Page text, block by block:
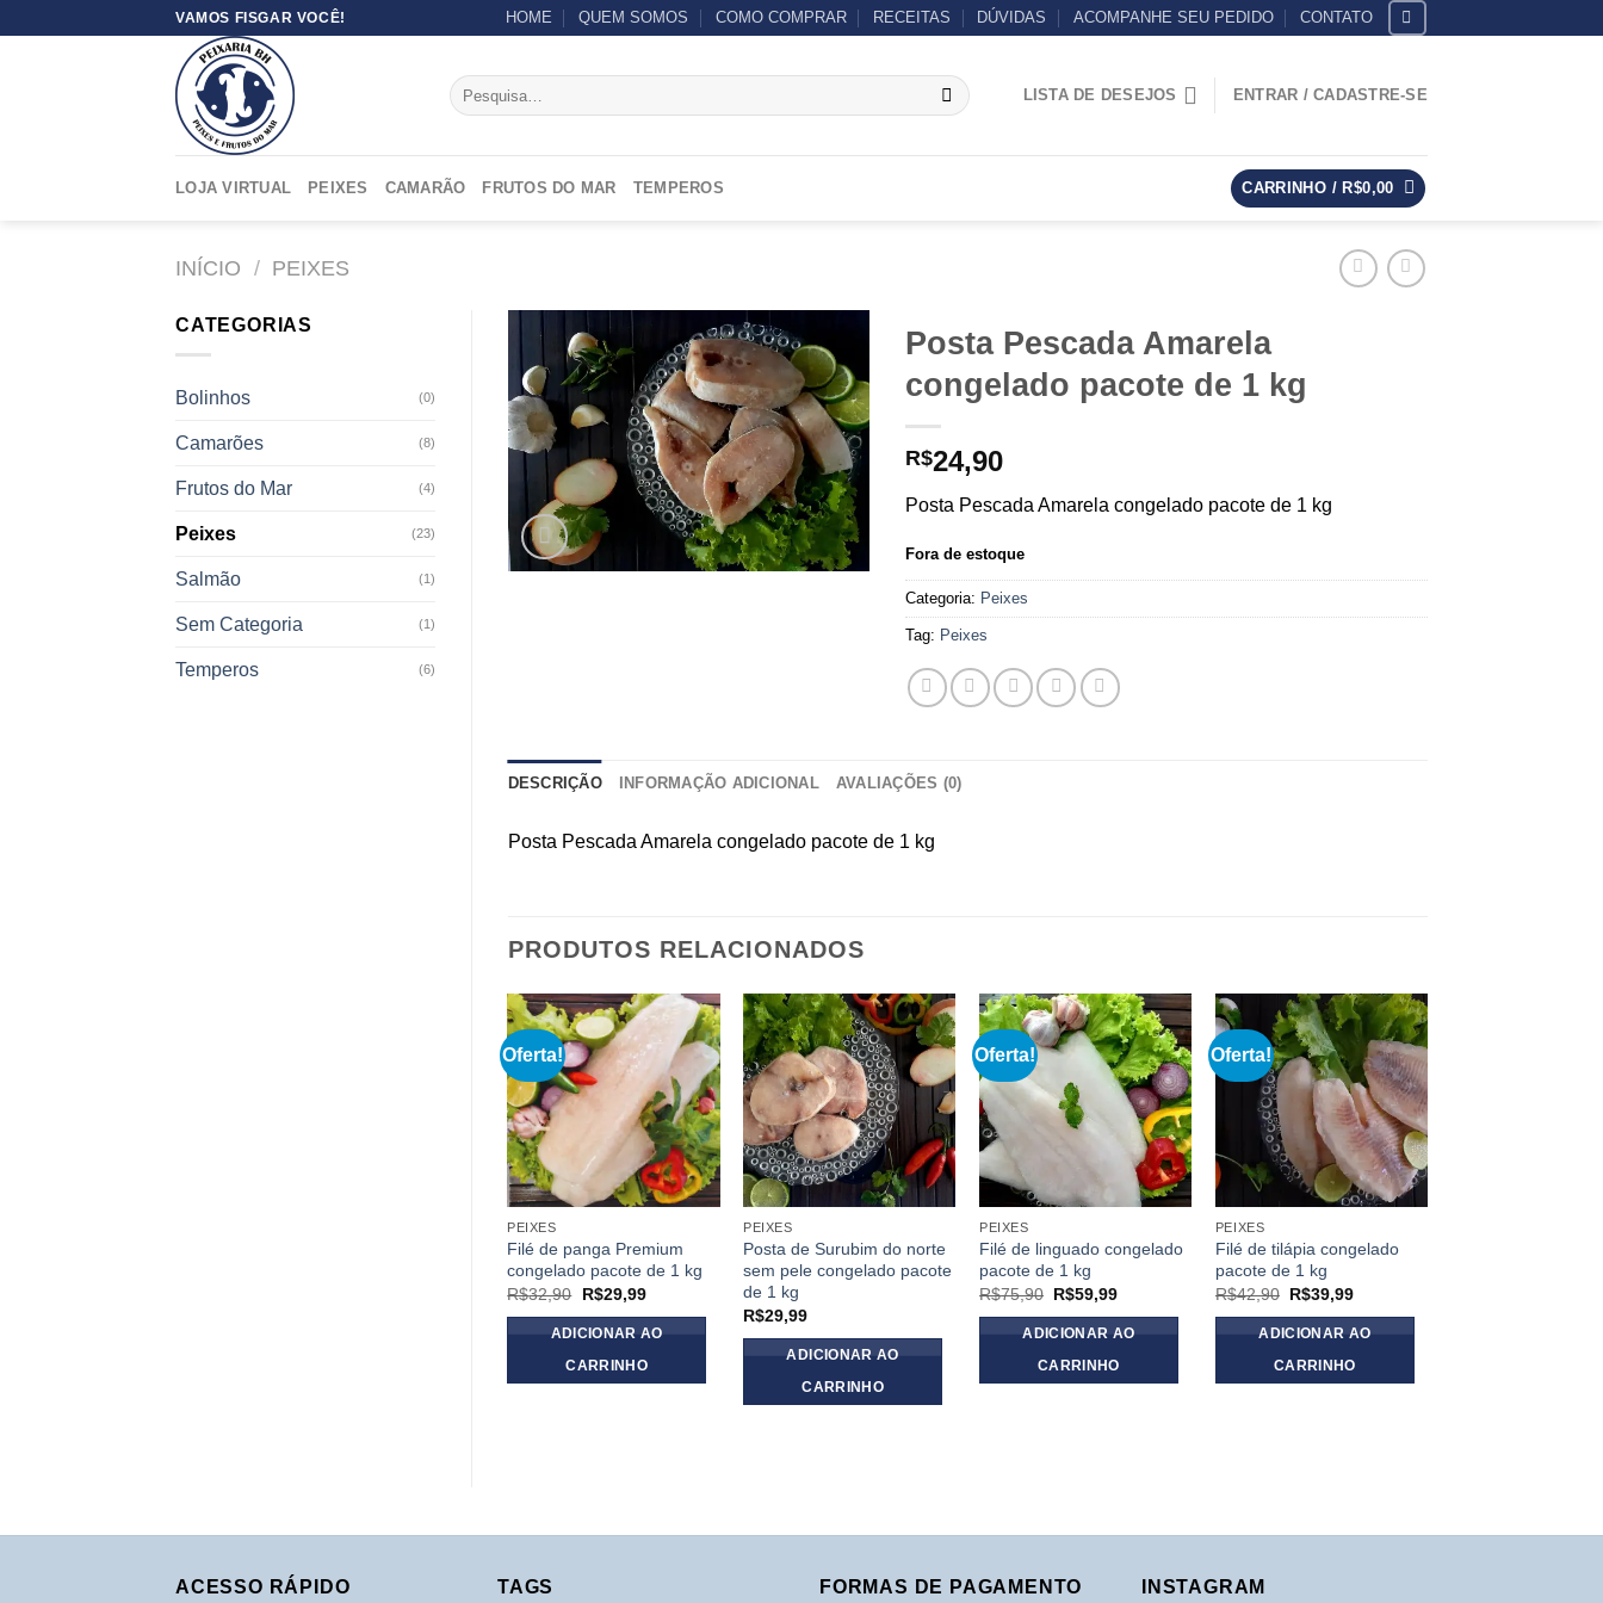
VAMOS FISGAR VOCÊ! HOME QUEM SOMOS COMO COMPRAR RECEITAS DÚVIDAS ACOMPANHE SEU PEDIDO CONTATO
Pesquisar
por:
LISTA DE DESEJOS ENTRAR / CADASTRE-SE
LOJA VIRTUAL PEIXES CAMARÃO FRUTOS DO MAR TEMPEROS CARRINHO /R$0,00
INÍCIO / PEIXES
CATEGORIAS
Bolinhos (0)
Camarões (8)
Frutos do Mar (4)
Peixes (23)
Salmão (1)
Sem Categoria (1)
Temperos (6)
Add to
wishlist
Posta Pescada Amarela
congelado pacote de 1 kg
R$24,90
Posta Pescada Amarela congelado pacote de 1 kg
Fora de estoque
Categoria: Peixes
Tag: Peixes
DESCRIÇÃO INFORMAÇÃO ADICIONAL AVALIAÇÕES (0)
Posta Pescada Amarela congelado pacote de 1 kg
PRODUTOS RELACIONADOS
Oferta!
Add to
wishlist
PEIXES
Filé de panga Premium
congelado pacote de 1 kg
R$32,90
O
original
era:
R$32,90.
R$29,99O
atual
é:
R$29,99.
ADICIONAR AO
CARRINHO
Add to
wishlist
PEIXES
Posta de Surubim do norte
sem pele congelado pacote
de 1 kg
R$29,99
ADICIONAR AO
CARRINHO
Oferta!
Add to
wishlist
PEIXES
Filé de linguado congelado
pacote de 1 kg
R$75,90 O
original
era:
R$75,90.
R$59,99O
atual
é:
R$59,99.
ADICIONAR AO
CARRINHO
Oferta!
Add to
wishlist
PEIXES
Filé de tilápia congelado
pacote de 1 kg
R$42,90 O
original
era:
R$42,90.
R$39,99O
atual
é:
R$39,99.
ADICIONAR AO
CARRINHO
ACESSO RÁPIDO TAGS FORMAS DE PAGAMENTO INSTAGRAM